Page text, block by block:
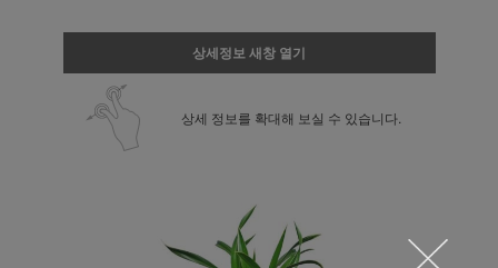
상세정보 새창 열기
상세 정보를 확대해 보실 수 있습니다.